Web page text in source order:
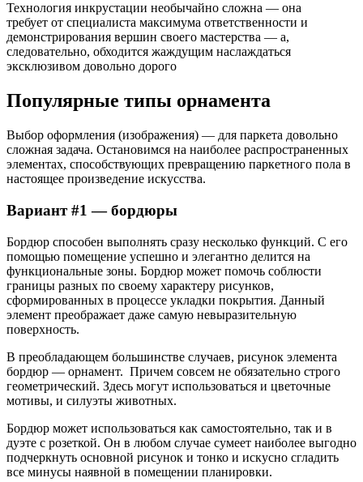
Технология инкрустации необычайно сложна — она
требует от специалиста максимума ответственности и
демонстрирования вершин своего мастерства — а,
следовательно, обходится жаждущим наслаждаться
эксклюзивом довольно дорого
Популярные типы орнамента
Выбор оформления (изображения) — для паркета довольно
сложная задача. Остановимся на наиболее распространенных
элементах, способствующих превращению паркетного пола в
настоящее произведение искусства.
Вариант #1 — бордюры
Бордюр способен выполнять сразу несколько функций. С его
помощью помещение успешно и элегантно делится на
функциональные зоны. Бордюр может помочь соблюсти
границы разных по своему характеру рисунков,
сформированных в процессе укладки покрытия. Данный
элемент преображает даже самую невыразительную
поверхность.
В преобладающем большинстве случаев, рисунок элемента
бордюр — орнамент. Причем совсем не обязательно строго
геометрический. Здесь могут использоваться и цветочные
мотивы, и силуэты животных.
Бордюр может использоваться как самостоятельно, так и в
дуэте с розеткой. Он в любом случае сумеет наиболее выгодно
подчеркнуть основной рисунок и тонко и искусно сгладить
все минусы наявной в помещении планировки.